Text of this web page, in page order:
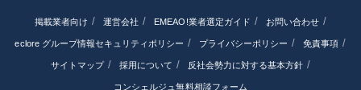
掲載業者向け 運営会社 EMEAO!業者選定ガイド お問い合わせ
eclore グループ情報セキュリティポリシー プライバシーポリシー 免責事項
サイトマップ 採用について 反社会勢力に対する基本方針
コンシェルジュ無料相談フォーム